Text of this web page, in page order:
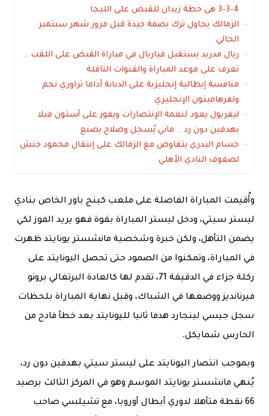
4-3-3 هى خطة زيدان للقبض على الليجا
الزمالك يحاول ترك بصمة جيدة قبل مرور شهر سبتمبر
الحالي
ريال مدريد يستقبل فياريال في مباراة القبض على اللقب ..
تعرف على موعد المباراة والقنوات الناقلة
منافسة إيطالية إنجليزية على الدبابة آداما تراوري نجم
ولفرهامبتون الإنجليزي
ليفربول يعود لنغمة الإنتصارات ويفوز على أستون فيلا
بهدفين دون رد .. ماني يُسجل وصلاح يصنع
حسام البدري يتفاوض مع الزمالك على إنتقال محمود جنش
لصفوف النادي الأهلي
وأُقيمت المباراة الفاصلة على ملعب كينج باور الخاص بنادي
ليستر سيتي، ودخل ليستر المباراة بقوة فهو يريد الفوز لكي
يضمن التأهل، ولكن خبرة وشخصية مانشستر يونايتد ظهرت
في المباراة، وتمكنوا من الصمود حتى تحصل اليونايتد على
ركلة جزاء في الدقيقة 71، تقدم لها كالعادة البرتغالي برونو
فيرنانديز ووضعها في الشباك، وقبل نهاية المباراة بلحظات
سجل جيسي لينجارد هدفا ثانيا لليونايتد بعد خطأ فادح من
الحارس شمايكل.
وبموجب انتصار اليونايتد على ليستر سيتي بهدفين دون رد،
يُنهي مانشستر يونايتد الموسم وهو في المركز الثالث برصيد
66 نقطة متأهلا لدوري أبطال أوروبا، مع تشيلسي صاحب